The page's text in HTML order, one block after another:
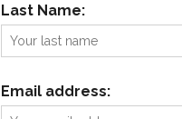
Last Name:
Email address: